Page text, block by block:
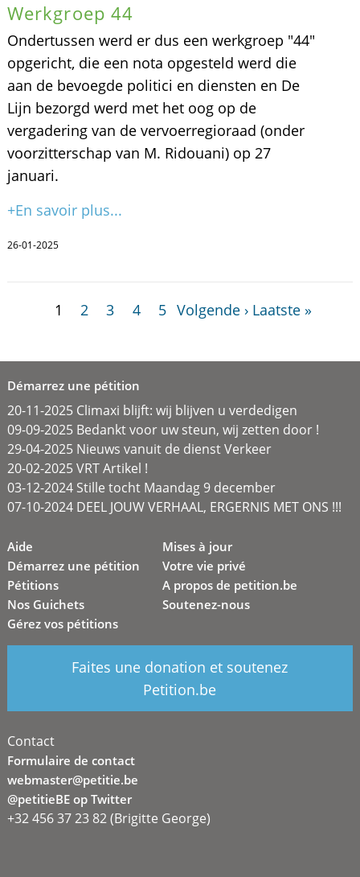
Werkgroep 44
Ondertussen werd er dus een werkgroep "44"
opgericht, die een nota opgesteld werd die
aan de bevoegde politici en diensten en De
Lijn bezorgd werd met het oog op de
vergadering van de vervoerregioraad (onder
voorzitterschap van M. Ridouani) op 27
januari.
+En savoir plus...
26-01-2025
1 2 3 4 5 Volgende › Laatste »
Démarrez une pétition
20-11-2025 Climaxi blijft: wij blijven u verdedigen
09-09-2025 Bedankt voor uw steun, wij zetten door !
29-04-2025 Nieuws vanuit de dienst Verkeer
20-02-2025 VRT Artikel !
03-12-2024 Stille tocht Maandag 9 december
07-10-2024 DEEL JOUW VERHAAL, ERGERNIS MET ONS !!!
Aide
Démarrez une pétition
Pétitions
Nos Guichets
Gérez vos pétitions
Mises à jour
Votre vie privé
A propos de petition.be
Soutenez-nous
Faites une donation et soutenez
Petition.be
Contact
Formulaire de contact
webmaster@petitie.be
@petitieBE op Twitter
+32 456 37 23 82 (Brigitte George)